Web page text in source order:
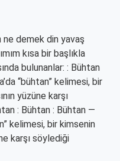
demek din yavaş
kısa bir başlıkla
bulunanlar: : Bühtan
“bühtan” kelimesi, bir
yüzüne karşı
: Bühtan : Bühtan —
kelimesi, bir kimsenin
karşı söylediği